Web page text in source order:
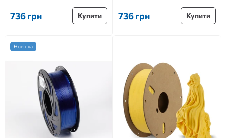
736 грн Купити 736 грн Купити
Новінка